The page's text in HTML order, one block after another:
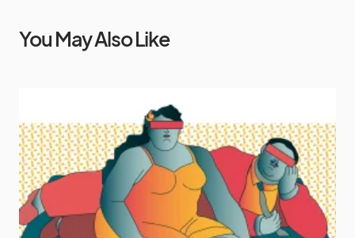
You May Also Like